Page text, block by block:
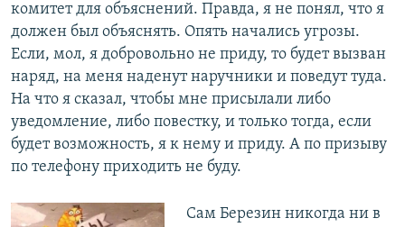
комитет для объяснений. Правда, я не понял, что я
должен был объяснять. Опять начались угрозы.
Если, мол, я добровольно не приду, то будет вызван
наряд, на меня наденут наручники и поведут туда.
На что я сказал, чтобы мне присылали либо
уведомление, либо повестку, и только тогда, если
будет возможность, я к нему и приду. А по призыву
по телефону приходить не буду.
Сам Березин никогда ни в